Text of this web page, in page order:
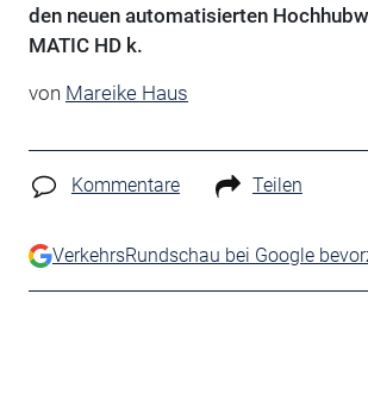
den neuen automatisierten
MATIC HD k.
von Mareike Haus
Kommentare Teilen
VerkehrsRundschau bei Google